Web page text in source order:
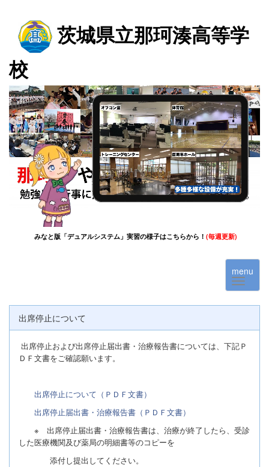
茨城県立那珂湊高等学
校
みなと版「デュアルシステム」実習の様子はこちらから！ (毎週更新)
menu
出席停止について
出席停止および出席停止届出書・治療報告書については、下記Ｐ
ＤＦ文書をご確認願います。
出席停止について（ＰＤＦ文書）
出席停止届出書・治療報告書（ＰＤＦ文書）
※ 出席停止届出書・治療報告書は、治療が終了したら、受診
した医療機関及び薬局の明細書等のコピーを
添付し提出してください。